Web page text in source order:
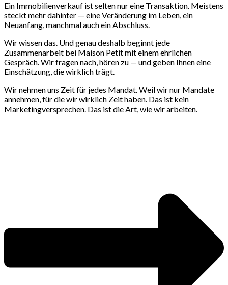
Ein Immobilienverkauf ist selten nur eine Transaktion. Meistens
steckt mehr dahinter — eine Veränderung im Leben, ein
Neuanfang, manchmal auch ein Abschluss.
Wir wissen das. Und genau deshalb beginnt jede
Zusammenarbeit bei Maison Petit mit einem ehrlichen
Gespräch. Wir fragen nach, hören zu — und geben Ihnen eine
Einschätzung, die wirklich trägt.
Wir nehmen uns Zeit für jedes Mandat. Weil wir nur Mandate
annehmen, für die wir wirklich Zeit haben. Das ist kein
Marketingversprechen. Das ist die Art, wie wir arbeiten.